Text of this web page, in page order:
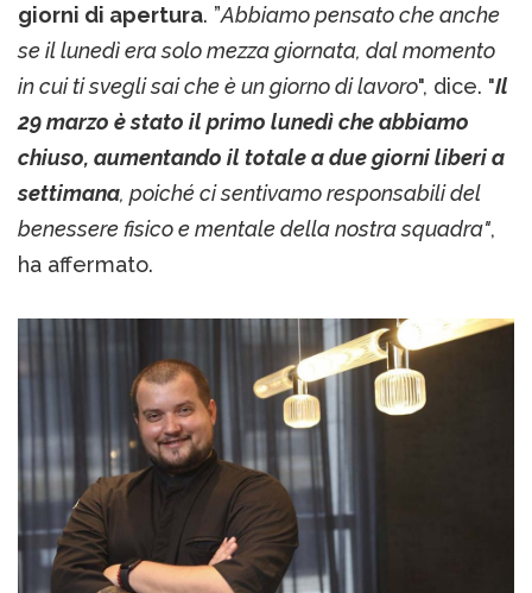
giorni di apertura. ”Abbiamo pensato che anche
se il lunedì era solo mezza giornata, dal momento
in cui ti svegli sai che è un giorno di lavoro", dice. "Il
29 marzo è stato il primo lunedì che abbiamo
chiuso, aumentando il totale a due giorni liberi a
settimana, poiché ci sentivamo responsabili del
benessere fisico e mentale della nostra squadra",
ha affermato.